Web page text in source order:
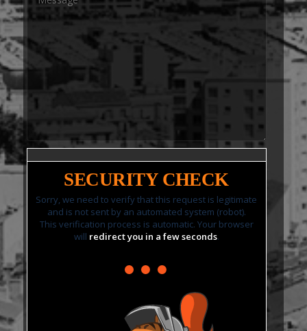
SECURITY CHECK
Sorry, we need to verify that this request is legitimate
and is not sent by an automated system (robot).
This verification process is automatic. Your browser
will redirect you in a few seconds.